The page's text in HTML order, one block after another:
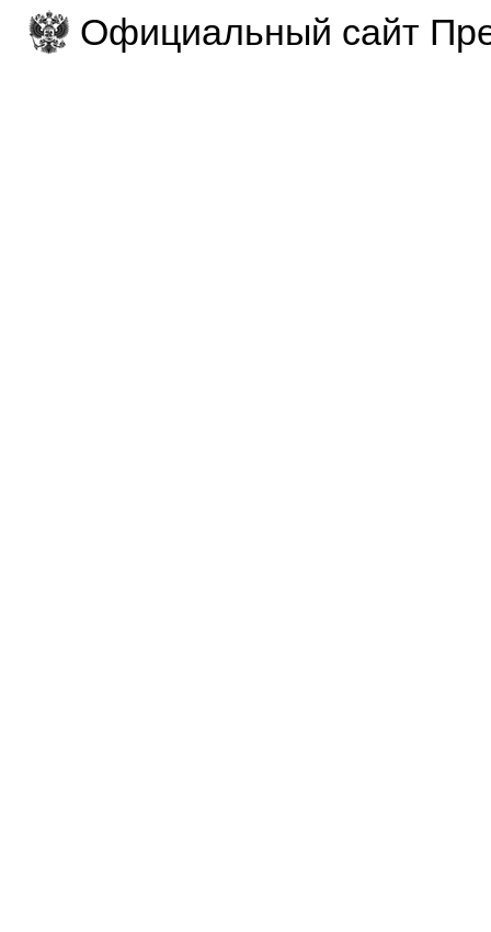
Официальный сайт